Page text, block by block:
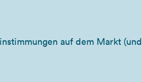
auf dem Markt (und